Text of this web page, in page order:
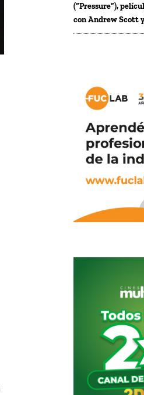
(“Pressure”),
con Andrew Scott